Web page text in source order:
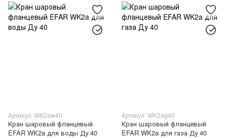
Артикул: WK2aw40
Кран шаровый фланцевый
EFAR WK2a для воды Ду 40
Артикул: WK2ag40
Кран шаровый фланцевый
EFAR WK2a для газа Ду 40